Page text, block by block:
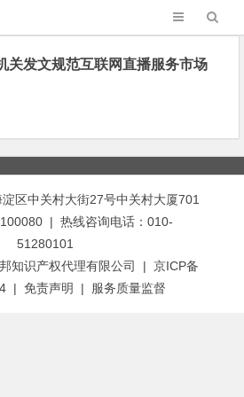
关发文规范互联网直播服务市场
区中关村大街27号中关村大厦701
| 热线咨询电话：010-
51280101
知识产权代理有限公司 | 京ICP备
| 免责声明 | 服务质量监督